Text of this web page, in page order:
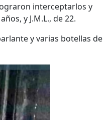
interceptarlos y
y J.M.L., de 22.
y varias botellas de